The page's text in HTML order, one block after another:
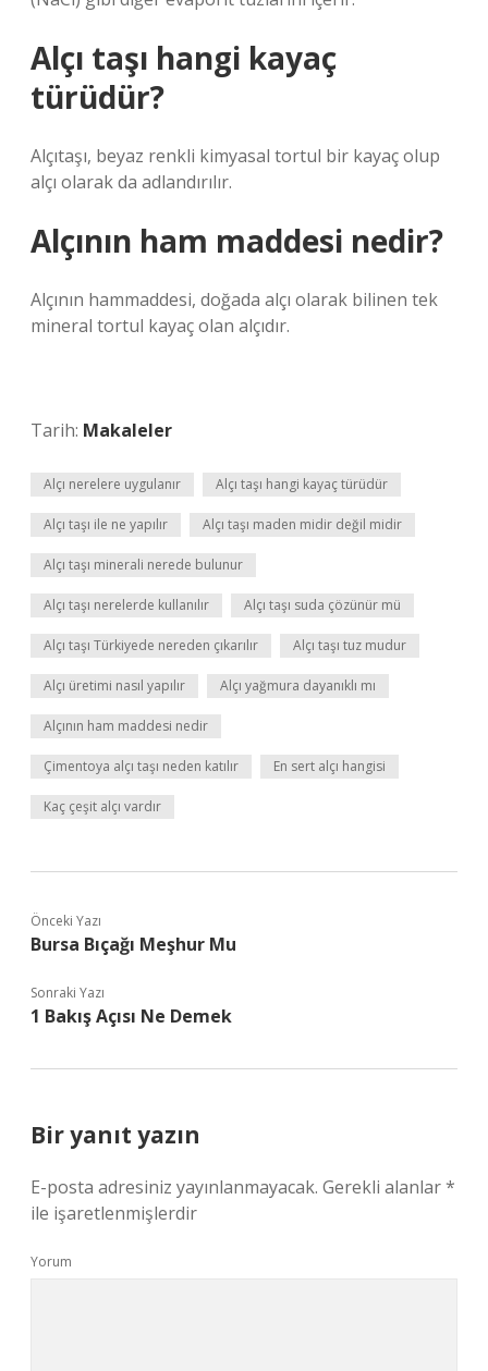
Alçı taşı hangi kayaç
türüdür?
Alçıtaşı, beyaz renkli kimyasal tortul bir kayaç olup
alçı olarak da adlandırılır.
Alçının ham maddesi nedir?
Alçının hammaddesi, doğada alçı olarak bilinen tek
mineral tortul kayaç olan alçıdır.
Tarih: Makaleler
Alçı nerelere uygulanır Alçı taşı hangi kayaç türüdür
Alçı taşı ile ne yapılır Alçı taşı maden midir değil midir
Alçı taşı minerali nerede bulunur
Alçı taşı nerelerde kullanılır Alçı taşı suda çözünür mü
Alçı taşı Türkiyede nereden çıkarılır Alçı taşı tuz mudur
Alçı üretimi nasıl yapılır Alçı yağmura dayanıklı mı
Alçının ham maddesi nedir
Çimentoya alçı taşı neden katılır En sert alçı hangisi
Kaç çeşit alçı vardır
Önceki Yazı
Bursa Bıçağı Meşhur Mu
Sonraki Yazı
1 Bakış Açısı Ne Demek
Bir yanıt yazın
E-posta adresiniz yayınlanmayacak. Gerekli alanlar*
ile işaretlenmişlerdir
Yorum